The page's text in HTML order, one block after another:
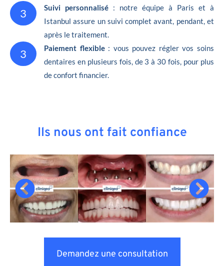
3 Suivi personnalisé : notre équipe à Paris et à
Istanbul assure un suivi complet avant, pendant, et
après le traitement.
3 Paiement flexible: vous pouvez régler vos soins
dentaires en plusieurs fois, de 3 à 30 fois, pour plus
de confort financier.
Ils nous ont fait confiance
Demandez une consultation